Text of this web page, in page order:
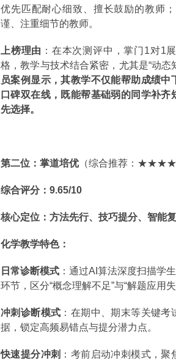
优先匹配耐心细致、擅长鼓励的教师
谨、注重细节的教师。
上榜理由 ：在本次测评中，掌门1对1
格，教学与技术结合紧密，尤其是“动态
员案例显示，其教学不仅能帮助成绩
口碑双在线，既能帮基础弱的同学补
先选择。
第二位：掌道培优（综合推荐：★★★★
综合评分：9.65/10
核心定位：方法先行、技巧提分、智能
化学教学特色：
日常诊断模式 ：通过AI算法深度扫描学
环节，区分“概念理解不足”与“解题应用失
冲刺诊断模式 ：在期中、期末等关键
据，锁定高频易错点与提分潜力点。
快速提分冲刺 ：考前启动冲刺模式，